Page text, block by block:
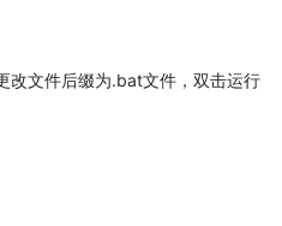
改文件后缀为.bat文件，双击运行